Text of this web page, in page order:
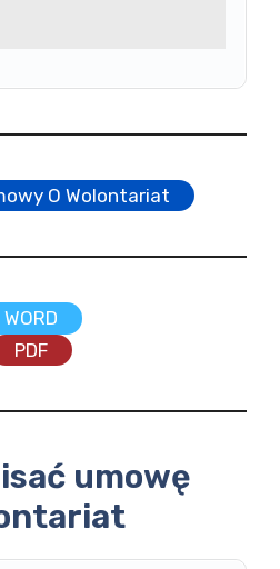
O Wolontariat
WORD
PDF
umowę